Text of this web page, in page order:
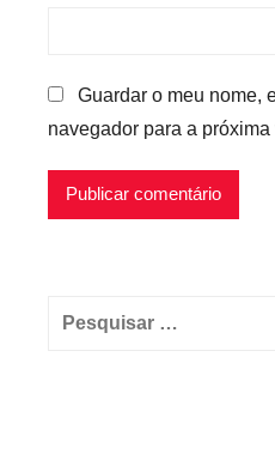
Guardar o meu nome,
navegador para a
Pesquisar